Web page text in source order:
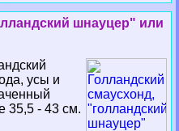
шнауцер" или
усы и
35,5 - 43 см.